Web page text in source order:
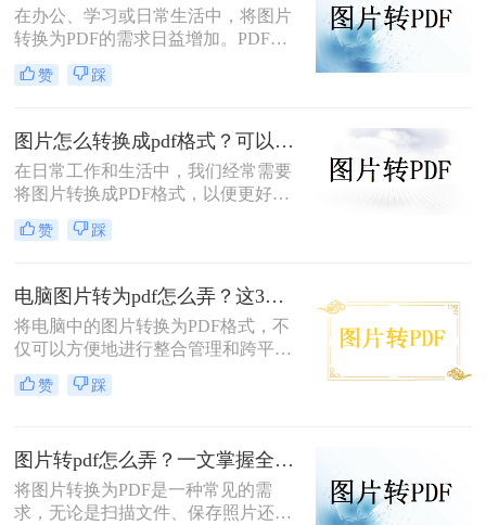
在办公、学习或日常生活中，将图片
转换为PDF的需求日益增加。PDF格
式因其跨平台兼容性、可编辑性和安
全性，成为文档分享和存储的首选。
作系统自带工具、专业软件及在线服
务，帮助您高效完成图片到PDF的转
换。
赞 踩
图片怎么转换成pdf格式？可以试试这4个转换方法！
在日常工作和生活中，我们经常需要
将图片转换成PDF格式，以便更好地
分享、保存或打印。那么图片怎么转
换成pdf格式呢？本文将介绍四种将图
赞 踩
电脑图片转为pdf怎么弄？这3种方法值得尝试！
将电脑中的图片转换为PDF格式，不
仅可以方便地进行整合管理和跨平台
查看，还能有效保护图片的原始质量
和隐私信息。那么电脑图片转为pdf怎
片到PDF的转换。
赞 踩
图片转pdf怎么弄？一文掌握全平台方法！
将图片转换为PDF是一种常见的需
求，无论是扫描文件、保存照片还是